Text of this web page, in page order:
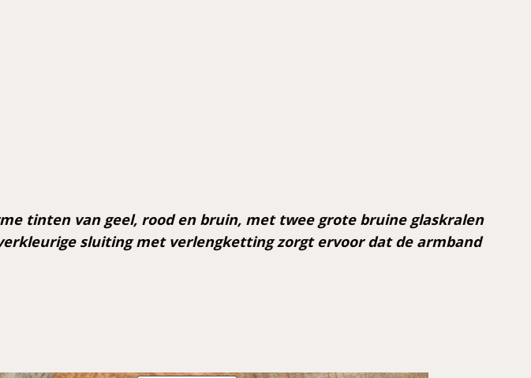
tinten van geel, rood en bruin, met twee grote bruine glaskralen
sluiting met verlengketting zorgt ervoor dat de armband